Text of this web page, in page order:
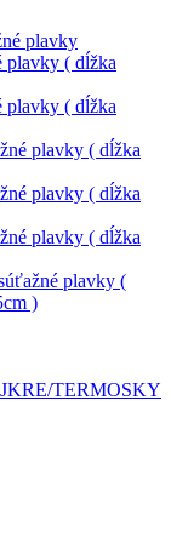
plavky
plavky ( dĺžka
plavky ( dĺžka
plavky ( dĺžka
plavky ( dĺžka
plavky ( dĺžka
plavky (
)
TERMOSKY